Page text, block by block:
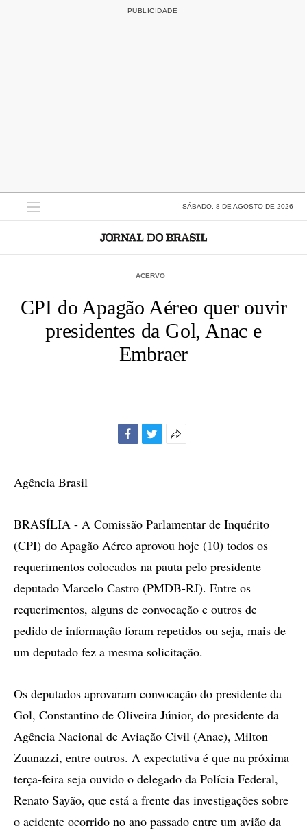
SÁBADO, 8 DE AGOSTO DE 2026
ACERVO
CPI do Apagão Aéreo quer ouvir
presidentes da Gol, Anac e
Embraer
Agência Brasil
BRASÍLIA - A Comissão Parlamentar de Inquérito
(CPI) do Apagão Aéreo aprovou hoje (10) todos os
requerimentos colocados na pauta pelo presidente
deputado Marcelo Castro (PMDB-RJ). Entre os
requerimentos, alguns de convocação e outros de
pedido de informação foram repetidos ou seja, mais de
um deputado fez a mesma solicitação.
Os deputados aprovaram convocação do presidente da
Gol, Constantino de Oliveira Júnior, do presidente da
Agência Nacional de Aviação Civil (Anac), Milton
Zuanazzi, entre outros. A expectativa é que na próxima
terça-feira seja ouvido o delegado da Polícia Federal,
Renato Sayão, que está a frente das investigações sobre
o acidente ocorrido no ano passado entre um avião da